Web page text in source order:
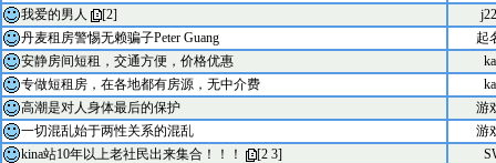
我爱的男人
[2]
丹麦租房警惕无赖骗子Peter Guang
起
安静房间短租，交通方便，价格优惠
专做短租房，在各地都有房源，无中介费
高潮是对人身体最后的保护
游
一切混乱始于两性关系的混乱
游
kina站10年以上老社民出来集合！！！
[2 3]